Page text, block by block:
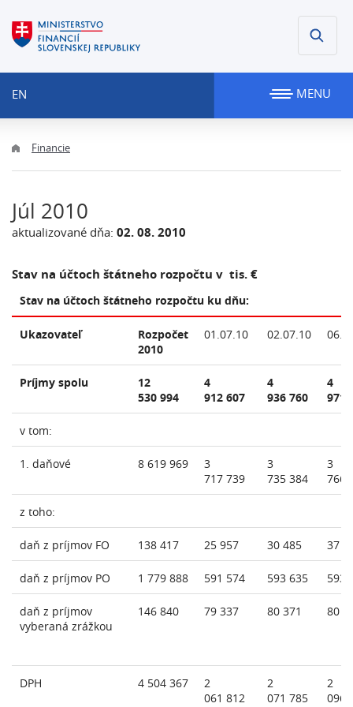
EN MENU
Financie
Júl 2010
aktualizované dňa: 02. 08. 2010
Stav na účtoch štátneho rozpočtu v tis. €
Stav na účtoch štátneho rozpočtu ku dňu:
Ukazovateľ
Rozpočet
2010
01.07.10 02.07.10
Príjmy spolu
12
530 994
4
912 607
4
936 760
4
971
v tom:
1. daňové 8 619 969
3
717 739
3
735 384
3
766
z toho:
daň z príjmov FO 138 417 25 957 30 485 37
daň z príjmov PO 1 779 888 591 574 593 635 593
daň z príjmov
vyberaná zrážkou
146 840 79 337 80 371 80
DPH 4 504 367
2
061 812
2
071 785
2
096